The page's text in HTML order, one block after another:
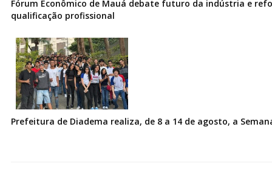
Fórum Econômico de Mauá debate futuro da indústria e
qualificação profissional
Prefeitura de Diadema realiza, de 8 a 14 de agosto, a